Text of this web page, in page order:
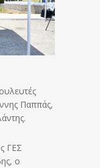
Παππάς,
ΓΕΣ
ο